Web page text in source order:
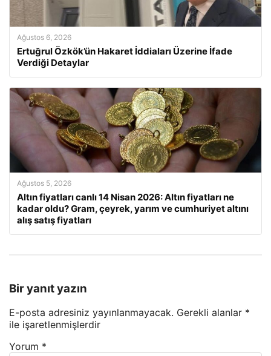
Ağustos 6, 2026
Ertuğrul Özkök’ün Hakaret İddiaları Üzerine İfade
Verdiği Detaylar
Ağustos 5, 2026
Altın fiyatları canlı 14 Nisan 2026: Altın fiyatları ne
kadar oldu? Gram, çeyrek, yarım ve cumhuriyet altını
alış satış fiyatları
Bir yanıt yazın
E-posta adresiniz yayınlanmayacak. Gerekli alanlar *
ile işaretlenmişlerdir
Yorum *